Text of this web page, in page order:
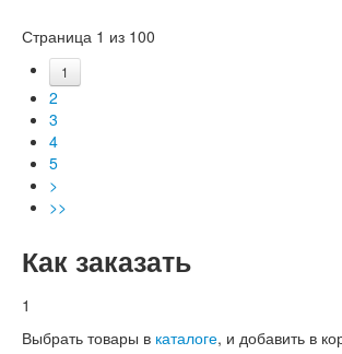
Страница 1 из 100
1
2
3
4
5
>
>>
Как заказать
1
Выбрать товары в каталоге, и добавить в